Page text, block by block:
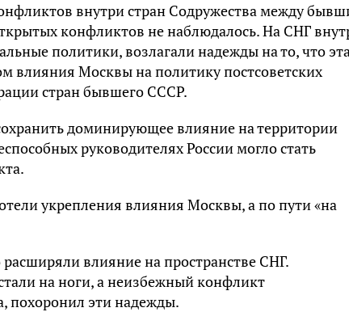
внутри стран Содружества между
конфликтов не наблюдалось. На СНГ
политики, возлагали надежды на то, что
влияния Москвы на политику постсоветских
стран бывшего СССР.
доминирующее влияние на территории
руководителях России могло стать
укрепления влияния Москвы, а по пути «на
влияние на пространстве СНГ.
на ноги, а неизбежный конфликт
похоронил эти надежды.